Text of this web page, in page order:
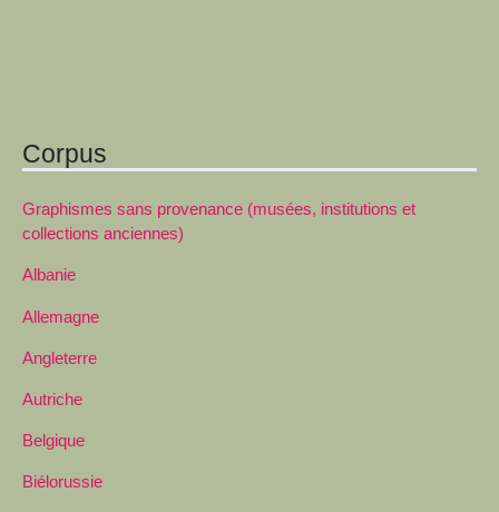
Corpus
Graphismes sans provenance (musées, institutions et
collections anciennes)
Albanie
Allemagne
Angleterre
Autriche
Belgique
Biélorussie